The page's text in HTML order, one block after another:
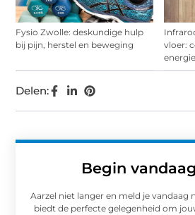
Fysio Zwolle: deskundige hulp
bij pijn, herstel en beweging
vloer:
Begin
Aarzel niet langer en meld je vandaag
biedt de perfecte gelegenheid om
Delen: